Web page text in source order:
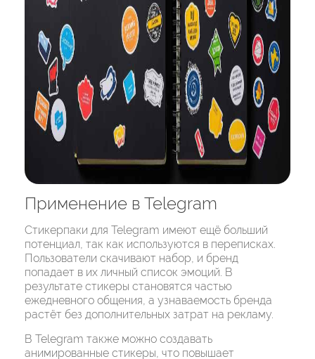
Применение в Telegram
Стикерпаки для Telegram имеют ещё больший
потенциал, так как используются в переписках.
Пользователи скачивают набор, и бренд
попадает в их личный список эмоций. В
результате стикеры становятся частью
ежедневного общения, а узнаваемость бренда
растёт без дополнительных затрат на рекламу.
В Telegram также можно создавать
анимированные стикеры, что повышает